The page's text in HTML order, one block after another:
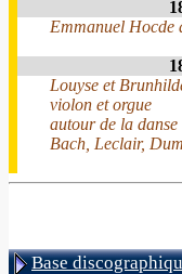
Emmanuel Hocde
Louyse et
violon et orgue
autour de la danse
Bach, Leclair,
Base